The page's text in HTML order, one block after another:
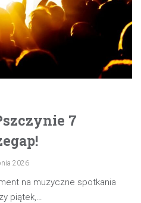
7
2026
na muzyczne spotkania
piątek,…